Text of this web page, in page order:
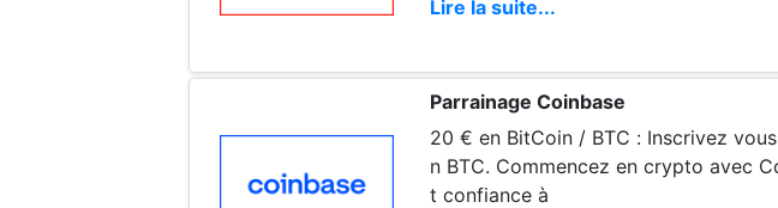
Lire la suite...
Parrainage Coinbase
20 € en BitCoin / BTC : Inscrivez
n BTC. Commencez en crypto avec
t confiance à